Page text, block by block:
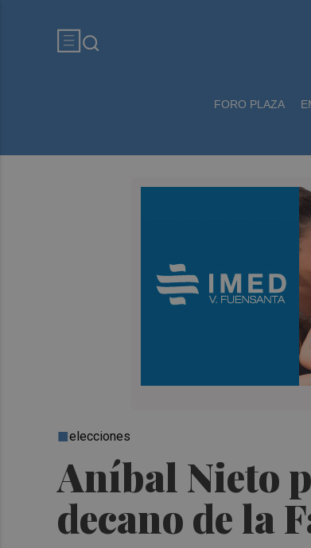
FORO PLAZA
Aníbal Nieto
decano de la
elecciones